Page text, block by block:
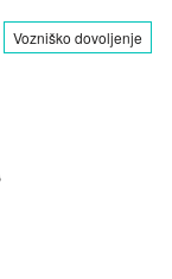
Vozniško dovoljenje